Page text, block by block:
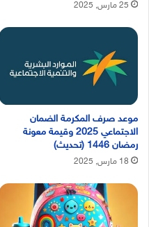
25 مارس, 2025
موعد صرف المكرمة الضمان
الاجتماعي 2025 وقيمة معونة
رمضان 1446 (تحديث)
18 مارس, 2025